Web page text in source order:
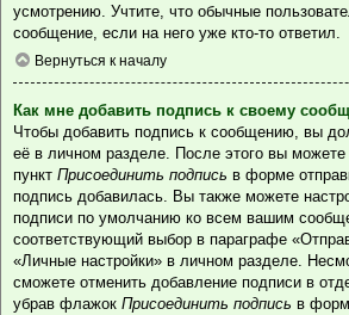
усмотрению. Учтите, что обычные
сообщение, если на него уже кто-то ответил.
Вернуться к началу
Как мне добавить подпись к своему
Чтобы добавить подпись к сообщению, вы
её в личном разделе. После этого вы
пункт Присоединить подпись в форме
подпись добавилась. Вы также можете
подписи по умолчанию ко всем вашим
соответствующий выбор в параграфе
«Личные настройки» в личном разделе.
сможете отменить добавление подписи в
убрав флажок Присоединить подпись в